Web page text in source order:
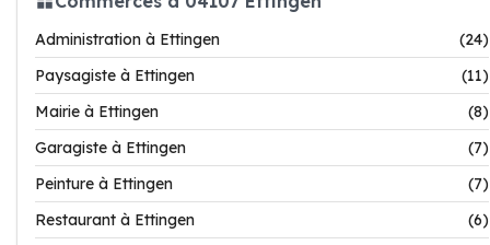
Administration à Ettingen
(24)
Paysagiste à Ettingen
(11)
Mairie à Ettingen
(8)
Garagiste à Ettingen
(7)
Peinture à Ettingen
(7)
Restaurant à Ettingen
(6)